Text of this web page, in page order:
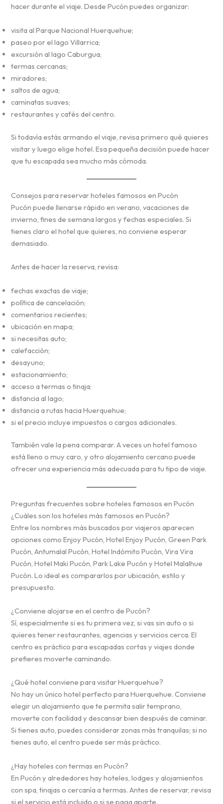
hacer durante el viaje. Desde Pucón puedes organizar:
visita al Parque Nacional Huerquehue;
paseo por el lago Villarrica;
excursión al lago Caburgua;
termas cercanas;
miradores;
saltos de agua;
caminatas suaves;
restaurantes y cafés del centro.
Si todavía estás armando el viaje, revisa primero qué quieres
visitar y luego elige hotel. Esa pequeña decisión puede hacer
que tu escapada sea mucho más cómoda.
Consejos para reservar hoteles famosos en Pucón
Pucón puede llenarse rápido en verano, vacaciones de
invierno, fines de semana largos y fechas especiales. Si
tienes claro el hotel que quieres, no conviene esperar
demasiado.
Antes de hacer la reserva, revisa:
fechas exactas de viaje;
política de cancelación;
comentarios recientes;
ubicación en mapa;
si necesitas auto;
calefacción;
desayuno;
estacionamiento;
acceso a termas o tinaja;
distancia al lago;
distancia a rutas hacia Huerquehue;
si el precio incluye impuestos o cargos adicionales.
También vale la pena comparar. A veces un hotel famoso
está lleno o muy caro, y otro alojamiento cercano puede
ofrecer una experiencia más adecuada para tu tipo de viaje.
Preguntas frecuentes sobre hoteles famosos en Pucón
¿Cuáles son los hoteles más famosos en Pucón?
Entre los nombres más buscados por viajeros aparecen
opciones como Enjoy Pucón, Hotel Enjoy Pucón, Green Park
Pucón, Antumalal Pucón, Hotel Indómito Pucón, Vira Vira
Pucón, Hotel Maki Pucón, Park Lake Pucón y Hotel Malalhue
Pucón. Lo ideal es compararlos por ubicación, estilo y
presupuesto.
¿Conviene alojarse en el centro de Pucón?
Sí, especialmente si es tu primera vez, si vas sin auto o si
quieres tener restaurantes, agencias y servicios cerca. El
centro es práctico para escapadas cortas y viajes donde
prefieres moverte caminando.
¿Qué hotel conviene para visitar Huerquehue?
No hay un único hotel perfecto para Huerquehue. Conviene
elegir un alojamiento que te permita salir temprano,
moverte con facilidad y descansar bien después de caminar.
Si tienes auto, puedes considerar zonas más tranquilas; si no
tienes auto, el centro puede ser más práctico.
¿Hay hoteles con termas en Pucón?
En Pucón y alrededores hay hoteles, lodges y alojamientos
con spa, tinajas o cercanía a termas. Antes de reservar, revisa
si el servicio está incluido o si se paga aparte.